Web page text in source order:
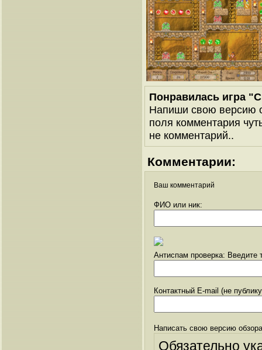
Понравилась игра
Напиши свою версию
поля комментария
не комментарий..
Комментарии:
Ваш комментарий
ФИО или ник:
Антиспам проверка: Введите
Контактный E-mail (не
Написать свою версию
Обязательно